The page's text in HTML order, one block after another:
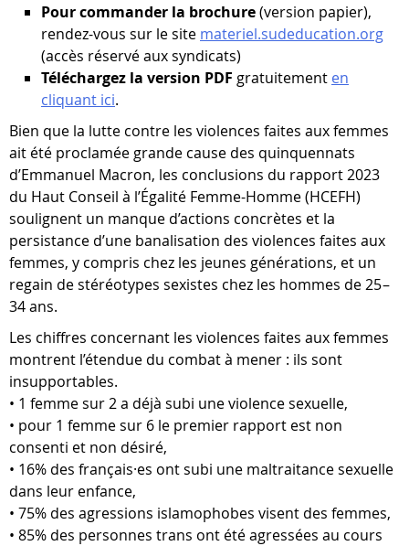
Pour commander la brochure(version papier),
rendez-vous sur le site materiel.sudeducation.org
(accès réservé aux syndicats)
Téléchargez la version PDF gratuitement en
cliquant ici.
Bien que la lutte contre les violences faites aux femmes
ait été proclamée grande cause des quinquennats
d’Emmanuel Macron, les conclusions du rapport 2023
du Haut Conseil à l’Égalité Femme-Homme (HCEFH)
soulignent un manque d’actions concrètes et la
persistance d’une banalisation des violences faites aux
femmes, y compris chez les jeunes générations, et un
regain de stéréotypes sexistes chez les hommes de 25 –
34 ans.
Les chiffres concernant les violences faites aux femmes
montrent l’étendue du combat à mener : ils sont
insupportables.
• 1 femme sur 2 a déjà subi une violence sexuelle,
• pour 1 femme sur 6 le premier rapport est non
consenti et non désiré,
• 16% des français·es ont subi une maltraitance sexuelle
dans leur enfance,
• 75% des agressions islamophobes visent des femmes,
• 85% des personnes trans ont été agressées au cours